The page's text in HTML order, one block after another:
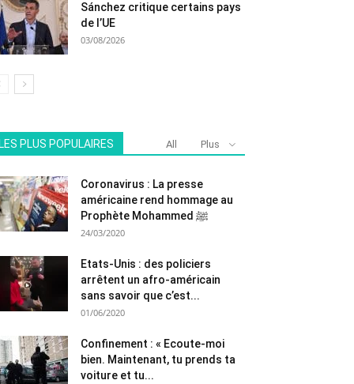
Sánchez critique certains pays
de l’UE
03/08/2026
LES PLUS POPULAIRES All Plus
Coronavirus : La presse
américaine rend hommage au
Prophète Mohammed ﷺ
24/03/2020
Etats-Unis : des policiers
arrêtent un afro-américain
sans savoir que c’est...
01/06/2020
Confinement : « Ecoute-moi
bien. Maintenant, tu prends ta
voiture et tu...